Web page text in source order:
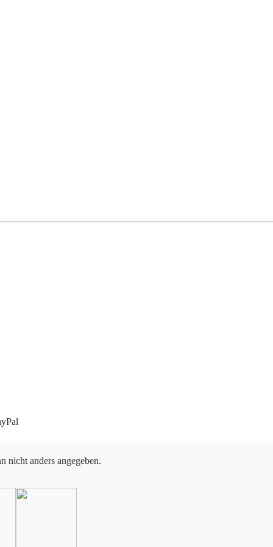
nicht anders angegeben.